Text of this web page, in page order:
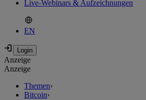
Live-Webinars & Aufzeichnungen
EN
Anzeige
Anzeige
Themen›
Bitcoin›